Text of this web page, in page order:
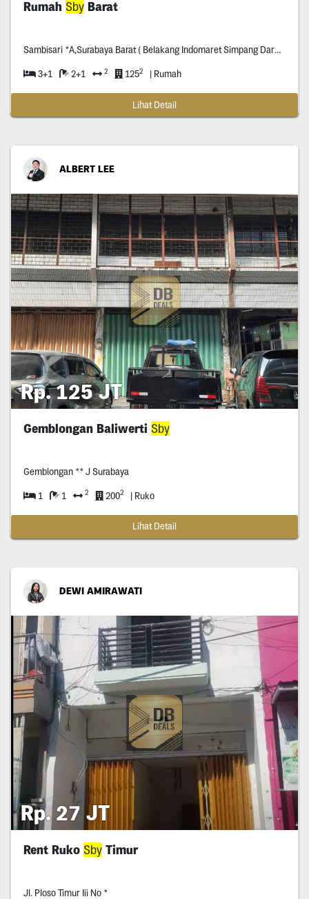
Rumah SbyBarat
Sambisari *A,Surabaya Barat ( Belakang Indomaret Simpang Darmo Permai )
3+1 2+1 2 1252 | Rumah
Lihat Detail
ALBERT LEE
Rp. 125 JT
Gemblongan Baliwerti Sby
Gemblongan ** J Surabaya
1 1 2 2002 | Ruko
Lihat Detail
DEWI AMIRAWATI
Rp. 27 JT
Rent Ruko SbyTimur
Jl. Ploso Timur Iii No *